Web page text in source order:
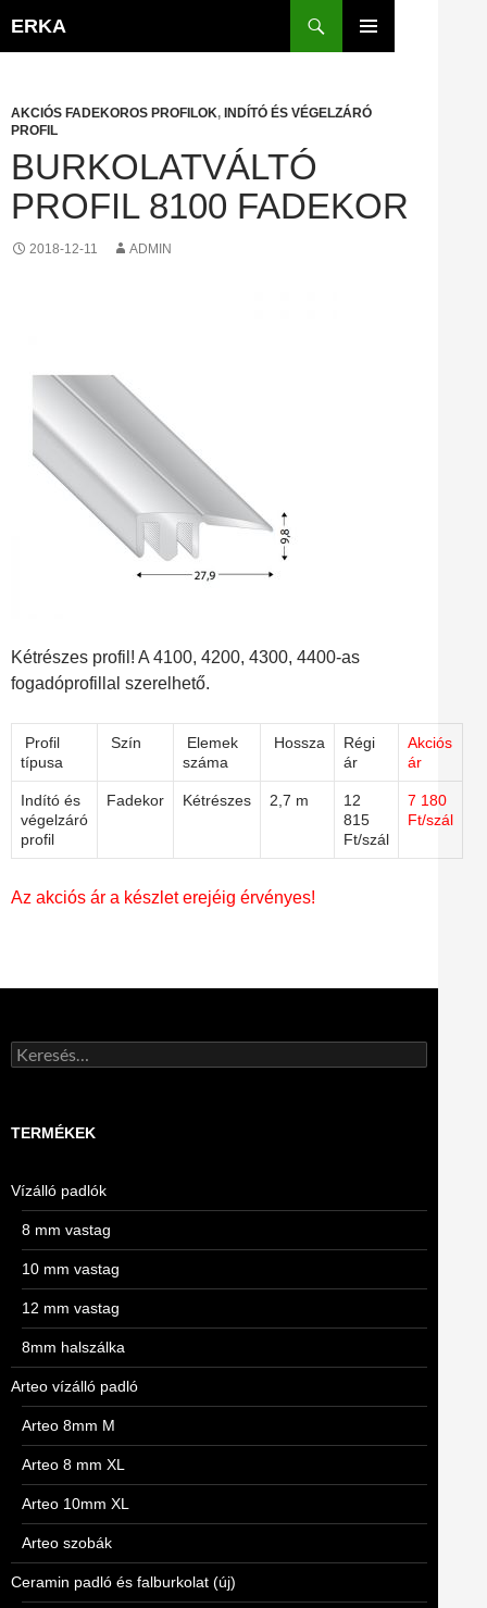
ERKA
AKCIÓS FADEKOROS PROFILOK, INDÍTÓ ÉS VÉGELZÁRÓ
PROFIL
BURKOLATVÁLTÓ
PROFIL 8100 FADEKOR
2018-12-11 ADMIN
Kétrészes profil! A 4100, 4200, 4300, 4400-as
fogadóprofillal szerelhető.
Profil
típusa
Szín
Elemek
száma
Hossza
Régi
ár
Akciós
ár
Indító és
végelzáró
profil
Fadekor Kétrészes 2,7 m
12
815
Ft/szál
7 180
Ft/szál
Az akciós ár a készlet erejéig érvényes!
Keresés:
TERMÉKEK
Vízálló padlók
8 mm vastag
10 mm vastag
12 mm vastag
8mm halszálka
Arteo vízálló padló
Arteo 8mm M
Arteo 8 mm XL
Arteo 10mm XL
Arteo szobák
Ceramin padló és falburkolat (új)